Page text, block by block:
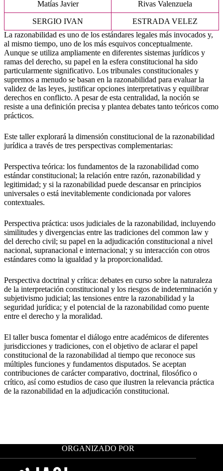
Matías Javier Rivas Valenzuela
SERGIO IVAN
ESTRADA VELEZ
La razonabilidad es uno de los estándares legales más invocados y,
al mismo tiempo, uno de los más esquivos conceptualmente.
Aunque se utiliza ampliamente en diferentes sistemas jurídicos y
ramas del derecho, su papel en la esfera constitucional ha sido
particularmente significativo. Los tribunales constitucionales y
supremos a menudo se basan en la razonabilidad para evaluar la
validez de las leyes, justificar opciones interpretativas y equilibrar
derechos en conflicto. A pesar de esta centralidad, la noción se
resiste a una definición precisa y plantea debates tanto teóricos como
prácticos.
Este taller explorará la dimensión constitucional de la razonabilidad
jurídica a través de tres perspectivas complementarias:
Perspectiva teórica: los fundamentos de la razonabilidad como
estándar constitucional; la relación entre razón, razonabilidad y
legitimidad; y si la razonabilidad puede descansar en principios
universales o está inevitablemente condicionada por valores
contextuales.
Perspectiva práctica: usos judiciales de la razonabilidad, incluyendo
similitudes y divergencias entre las tradiciones del common law y
del derecho civil; su papel en la adjudicación constitucional a nivel
nacional, supranacional e internacional; y su interacción con otros
estándares como la igualdad y la proporcionalidad.
Perspectiva doctrinal y crítica: debates en curso sobre la naturaleza
de la interpretación constitucional y los riesgos de indeterminación y
subjetivismo judicial; las tensiones entre la razonabilidad y la
seguridad jurídica; y el potencial de la razonabilidad como puente
entre el derecho y la moralidad.
El taller busca fomentar el diálogo entre académicos de diferentes
jurisdicciones y tradiciones, con el objetivo de aclarar el papel
constitucional de la razonabilidad al tiempo que reconoce sus
múltiples funciones y fundamentos disputados. Se aceptan
contribuciones de carácter comparativo, doctrinal, filosófico o
crítico, así como estudios de caso que ilustren la relevancia práctica
de la razonabilidad en la adjudicación constitucional.
ORGANIZADO POR